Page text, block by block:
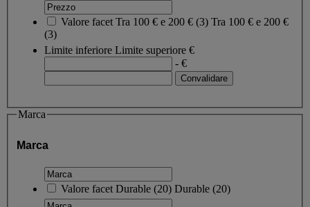
Valore facet Tra 100 € e 200 € (3) Tra 100 € e 200 €
(3)
Limite inferiore Limite superiore €
- €
Marca
Marca
Valore facet Durable (20) Durable (20)